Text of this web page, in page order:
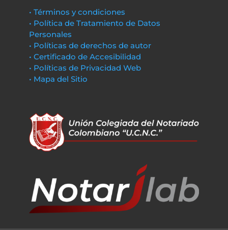
• Términos y condiciones
• Política de Tratamiento de Datos
Personales
• Políticas de derechos de autor
• Certificado de Accesibilidad
• Políticas de Privacidad Web
• Mapa del Sitio